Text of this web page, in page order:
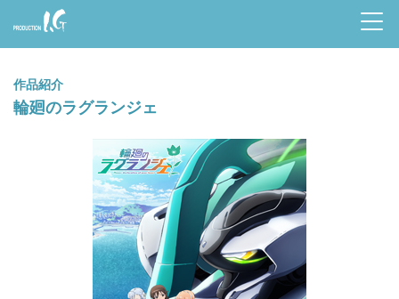
Prod
uctio
n I.G
作品紹介
輪廻のラグランジェ